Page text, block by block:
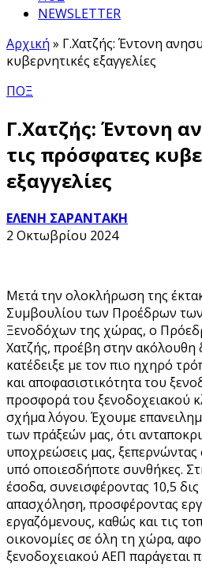
NEWSLETTER
Αρχική » Γ.Χατζής: Έντονη
κυβερνητικές εξαγγελίες
ΠΟΞ
Γ.Χατζής: Έντονη
τις πρόσφατες
εξαγγελίες
ΕΛΕΝΗ ΣΑΡΑΝΤΑΚΗ
2 Οκτωβρίου 2024
Μετά την ολοκλήρωση της
Συμβουλίου των Προέδρων
Ξενοδόχων της χώρας, ο
Χατζής, προέβη στην
κατέδειξε με τον πιο ηχηρό
και αποφασιστικότητα του
προσφορά του ξενοδοχειακού
σχήμα λόγου. Έχουμε
των πράξεών μας, ότι
υποχρεώσεις μας, ξεπερνώντας
υπό οποιεσδήποτε συνθήκες.
έσοδα, συνεισφέροντας 10,5
απασχόληση, προσφέροντας
εργαζόμενους, καθώς και τις
οικονομίες σε όλη τη χώρα,
ξενοδοχειακού ΑΕΠ παράγεται